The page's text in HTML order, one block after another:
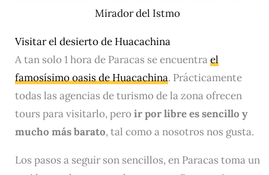
Mirador del Istmo
Visitar el desierto de Huacachina
A tan solo 1 hora de Paracas se encuentrael
famosísimo oasis de Huacachina. Prácticamente
todas las agencias de turismo de la zona ofrecen
tours para visitarlo, peroir por libre es sencillo y
mucho más barato, tal como a nosotros nos gusta.
Los pasos a seguir son sencillos, en Paracas toma un